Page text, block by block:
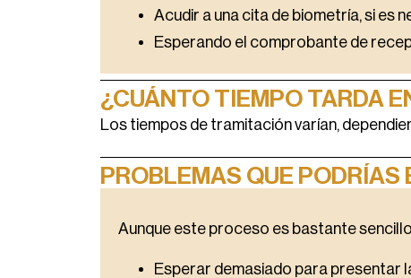
Acudir a una cita de biometría, si es
Esperando el comprobante de
¿CUÁNTO TIEMPO TARDA
Los tiempos de tramitación varían,
PROBLEMAS QUE PODRÍAS
Aunque este proceso es bastante
Esperar demasiado para presentar